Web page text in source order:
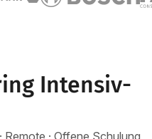
Intensiv-
Remote · Offene Schulung